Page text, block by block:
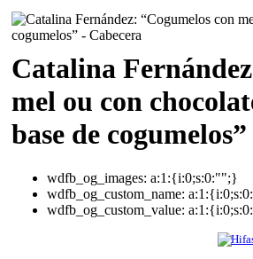
Catalina
mel ou con
base de cogumelos”
wdfb_og_images: a:1:{i:0;s:0:"";}
wdfb_og_custom_name:
wdfb_og_custom_value: